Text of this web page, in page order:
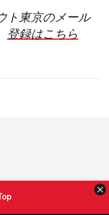
ト東京のメール
登録はこちら